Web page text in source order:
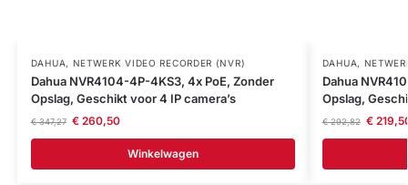
DAHUA, NETWERK VIDEO RECORDER (NVR)
Dahua NVR4104-4P-4KS3, 4x PoE, Zonder
Opslag, Geschikt voor 4 IP camera’s
€347,27 €260,50
Winkelwagen
DAHUA,
Dahua
Opslag,
€292,82 €